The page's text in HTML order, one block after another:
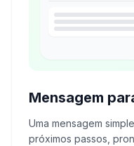
Mensagem
Uma mensagem
próximos passos,